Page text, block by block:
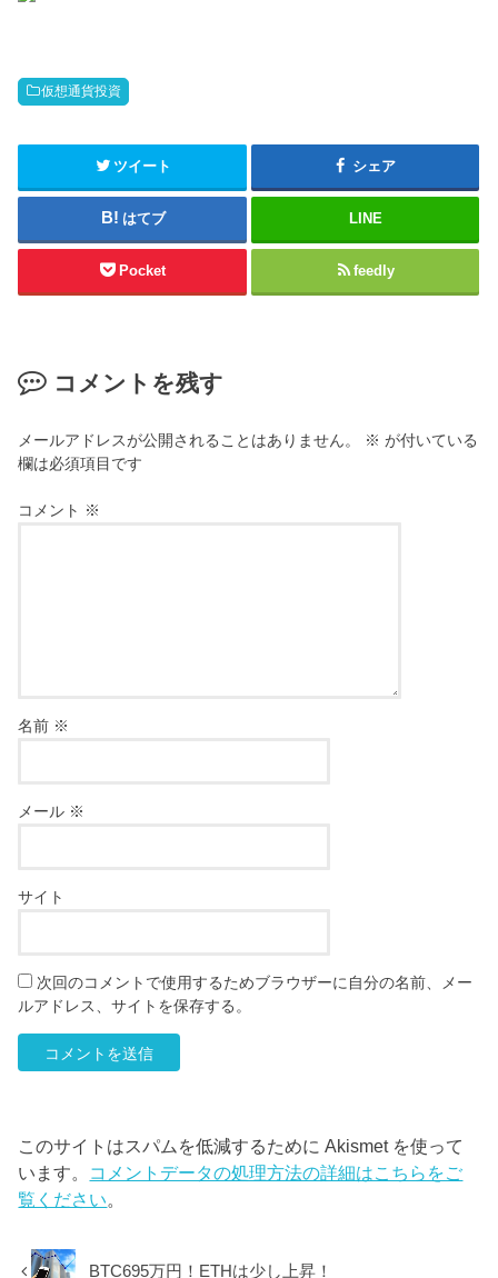
仮想通貨投資
ツイート シェア
はてブ LINE
Pocket feedly
コメントを残す
メールアドレスが公開されることはありません。 ※ が付いている
欄は必須項目です
コメント ※
名前 ※
メール ※
サイト
次回のコメントで使用するためブラウザーに自分の名前、メー
ルアドレス、サイトを保存する。
このサイトはスパムを低減するために Akismet を使って
います。 コメントデータの処理方法の詳細はこちらをご
覧ください。
BTC695万円！ETHは少し上昇！